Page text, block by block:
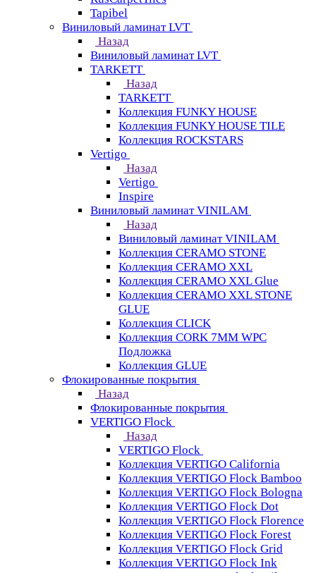
Tapibel
Виниловый ламинат LVT
Назад
Виниловый ламинат LVT
TARKETT
Назад
TARKETT
Коллекция FUNKY HOUSE
Коллекция FUNKY HOUSE TILE
Коллекция ROCKSTARS
Vertigo
Назад
Vertigo
Inspire
Виниловый ламинат VINILAM
Назад
Виниловый ламинат VINILAM
Коллекция CERAMO STONE
Коллекция CERAMO XXL
Коллекция CERAMO XXL Glue
Коллекция CERAMO XXL STONE
GLUE
Коллекция CLICK
Коллекция CORK 7MM WPC
Подложка
Коллекция GLUE
Флокированные покрытия
Назад
Флокированные покрытия
VERTIGO Flock
Назад
VERTIGO Flock
Коллекция VERTIGO California
Коллекция VERTIGO Flock Bamboo
Коллекция VERTIGO Flock Bologna
Коллекция VERTIGO Flock Dot
Коллекция VERTIGO Flock Florence
Коллекция VERTIGO Flock Forest
Коллекция VERTIGO Flock Grid
Коллекция VERTIGO Flock Ink